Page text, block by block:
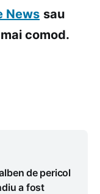
News sau
comod.
de pericol
a fost